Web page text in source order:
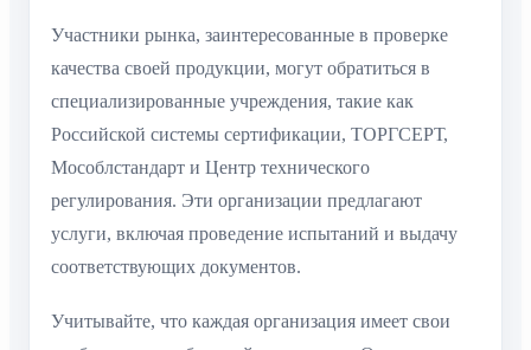
Участники рынка, заинтересованные в проверке
качества своей продукции, могут обратиться в
специализированные учреждения, такие как
Российской системы сертификации, ТОРГСЕРТ,
Мособлстандарт и Центр технического
регулирования. Эти организации предлагают
услуги, включая проведение испытаний и выдачу
соответствующих документов.
Учитывайте, что каждая организация имеет свои